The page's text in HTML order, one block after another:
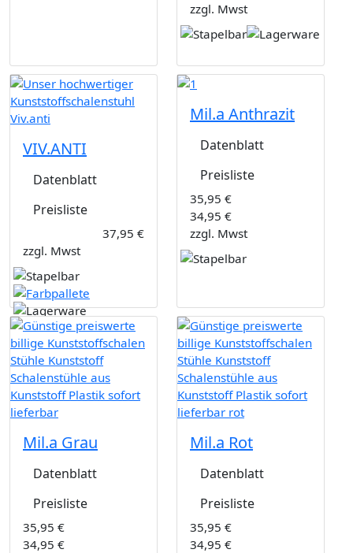
zzgl. Mwst
VIV.ANTI
Datenblatt
Preisliste
37,95 €
zzgl. Mwst
Mil.a Anthrazit
Datenblatt
Preisliste
35,95 €
34,95 €
zzgl. Mwst
Mil.a Grau
Datenblatt
Preisliste
35,95 €
34,95 €
Mil.a Rot
Datenblatt
Preisliste
35,95 €
34,95 €